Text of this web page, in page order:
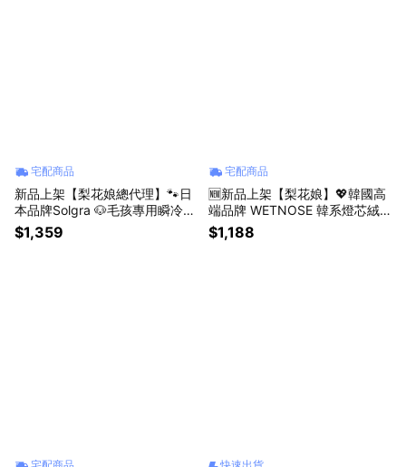
宅配商品
新品上架【梨花娘總代理】🐾日
本品牌Solgra 🐶毛孩專用瞬冷降
溫舒眠方型床墊(4色)
$1,359
宅配商品
🆕新品上架【梨花娘】💖韓國高
端品牌 WETNOSE 韓系燈芯絨
鬱金香．貓狗療癒藏食嗅聞花束
(手工製作，等待期約10~15天)
$1,188